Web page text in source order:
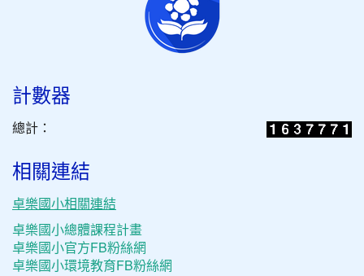
計數器
總計：
相關連結
卓樂國小相關連結
卓樂國小總體課程計畫
卓樂國小官方FB粉絲網
卓樂國小環境教育FB粉絲網